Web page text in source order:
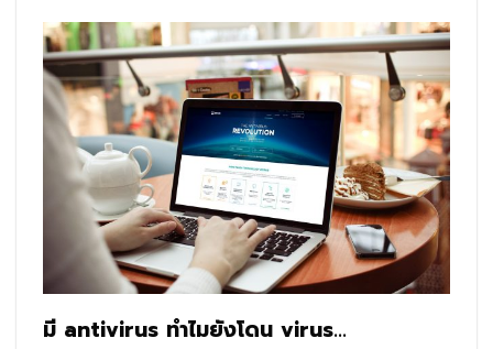
มี antivirus ทำไมยังโดน virus…